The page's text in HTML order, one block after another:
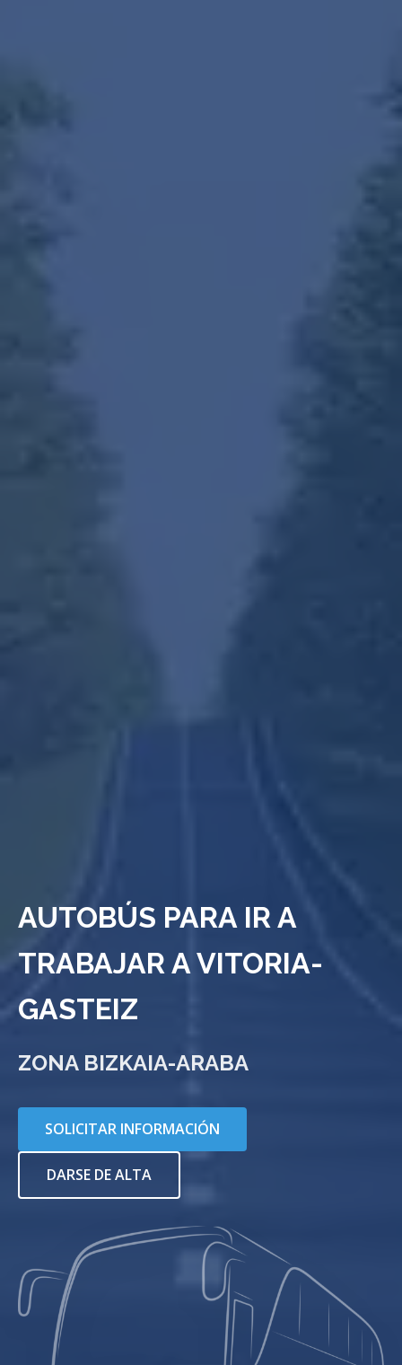
AUTOBÚS PARA IR A
TRABAJAR A VITORIA-
GASTEIZ
ZONA BIZKAIA-ARABA
SOLICITAR INFORMACIÓN
DARSE DE ALTA